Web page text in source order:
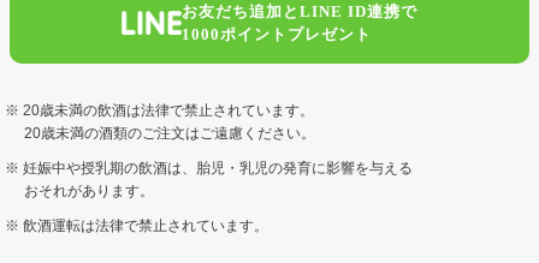
お友だち追加とLINE ID連携で
1000ポイントプレゼント
20歳未満の飲酒は法律で禁止されています。
20歳未満の酒類のご注文はご遠慮ください。
妊娠中や授乳期の飲酒は、胎児・乳児の発育に影響を与える
おそれがあります。
飲酒運転は法律で禁止されています。